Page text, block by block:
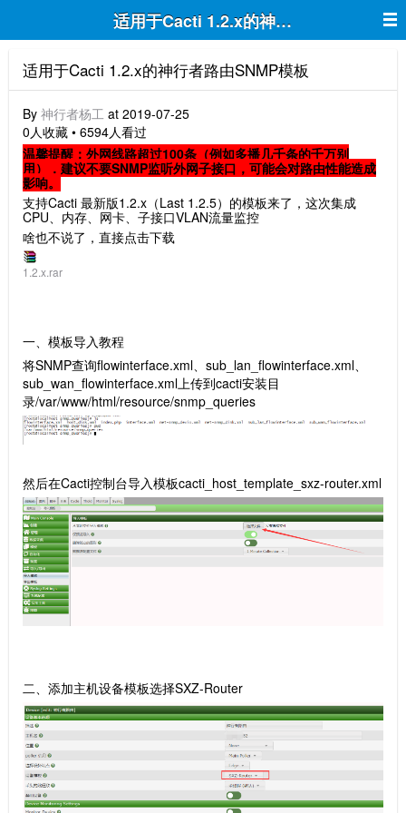
适用于Cacti 1.2.x的神行者路由SNMP
适用于Cacti 1.2.x的神行者路由SNMP模板
By 神行者杨工 at 2019-07-25
0人收藏 • 6594人看过
温馨提醒：外网线路超过100条（例如多播几千条的千万别
用），建议不要SNMP监听外网子接口，可能会对路由性能造成
影响。
支持Cacti 最新版1.2.x（Last 1.2.5）的模板来了，这次集成
CPU、内存、网卡、子接口VLAN流量监控
啥也不说了，直接点击下载
1.2.x.rar
一、模板导入教程
将SNMP查询flowinterface.xml、sub_lan_flowinterface.xml、
sub_wan_flowinterface.xml上传到cacti安装目
录/var/www/html/resource/snmp_queries
然后在Cacti控制台导入模板cacti_host_template_sxz-router.xml
二、添加主机设备模板选择SXZ-Router